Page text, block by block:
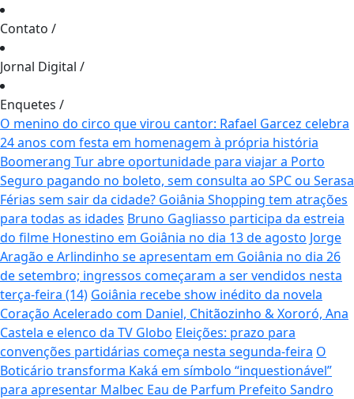
Contato /
Jornal Digital /
Enquetes /
O menino do circo que virou cantor: Rafael Garcez celebra
24 anos com festa em homenagem à própria história
Boomerang Tur abre oportunidade para viajar a Porto
Seguro pagando no boleto, sem consulta ao SPC ou Serasa
Férias sem sair da cidade? Goiânia Shopping tem atrações
para todas as idades Bruno Gagliasso participa da estreia
do filme Honestino em Goiânia no dia 13 de agosto Jorge
Aragão e Arlindinho se apresentam em Goiânia no dia 26
de setembro; ingressos começaram a ser vendidos nesta
terça-feira (14) Goiânia recebe show inédito da novela
Coração Acelerado com Daniel, Chitãozinho & Xororó, Ana
Castela e elenco da TV Globo Eleições: prazo para
convenções partidárias começa nesta segunda-feira O
Boticário transforma Kaká em símbolo “inquestionável”
para apresentar Malbec Eau de Parfum Prefeito Sandro